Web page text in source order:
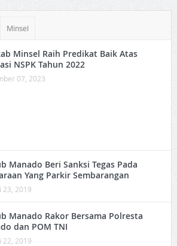
Minsel
Minsel Raih Predikat Baik Atas
NSPK Tahun 2022
07, 2023
Manado Beri Sanksi Tegas Pada
Yang Parkir Sembarangan
23, 2019
Manado Rakor Bersama Polresta
dan POM TNI
22, 2019